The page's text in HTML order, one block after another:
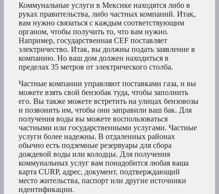
Коммунальные услуги в Мексике находятся либо в
руках правительства, либо частных компаний. Итак,
вам нужно связаться с каждым соответствующим
органом, чтобы получить то, что вам нужно.
Например, государственная CEF поставляет
электричество. Итак, вы должны подать заявление в
компанию. Но ваш дом должен находиться в
пределах 35 метров от электрического столба.
Частные компании управляют поставками газа, и вы
можете взять свой бензобак туда, чтобы заполнить
его. Вы также можете встретить на улицах бензовозы
и позвонить им, чтобы они заправили ваш бак. Для
получения воды вы можете воспользоваться
частными или государственными услугами. Частные
услуги более надежны. В отдаленных районах
обычно есть подземные резервуары для сбора
дождевой воды или колодцы. Для получения
коммунальных услуг вам понадобится любая ваша
карта CURP, адрес, документ, подтверждающий
место жительства, паспорт или другие источники
идентификации.